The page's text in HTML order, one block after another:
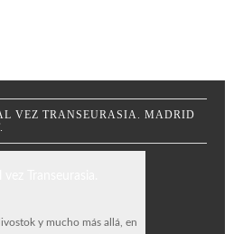
VEZ TRANSEURASIA. MADRID
y mucho más allá, en